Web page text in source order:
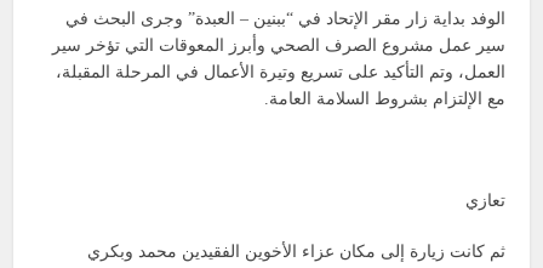
الوفد بداية زار مقر الإتحاد في “ببنين – العبدة” وجرى البحث في
سير عمل مشروع الصرف الصحي وأبرز المعوقات التي تؤخر سير
العمل، وتم التأكيد على تسريع وتيرة الأعمال في المرحلة المقبلة،
مع الإلتزام بشروط السلامة العامة.
تعازي
ثم كانت زيارة إلى مكان عزاء الأخوين الفقيدين محمد وبكري